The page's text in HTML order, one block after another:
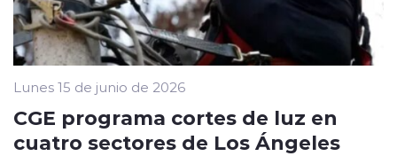
Lunes 15 de junio de 2026
CGE programa cortes de luz en
cuatro sectores de Los Ángeles